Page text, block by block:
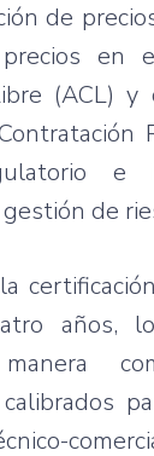
de
en
(ACL)
e
de
años,